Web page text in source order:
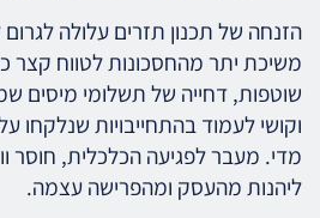
הזנחה של תכנון תזרים עלולה
משיכת יתר מהחסכונות לטווח קצר
שוטפות, דחייה של תשלומי מיסים
וקושי לעמוד בהתחייבויות שנלקחו
מדי. מעבר לפגיעה הכלכלית, חוסר
ליהנות מהעסק ומהפרישה עצמה.